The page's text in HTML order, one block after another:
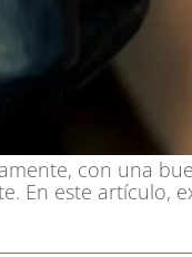
con una
En este artículo,